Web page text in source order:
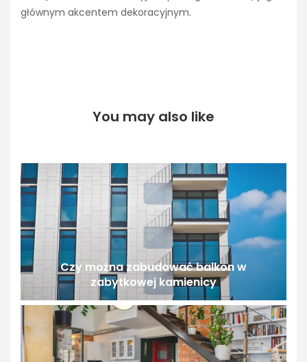
głównym akcentem dekoracyjnym.
You may also like
Czy można zabudować balkon w
zabytkowej kamienicy